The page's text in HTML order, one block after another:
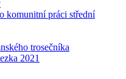
komunitní práci střední
trosečníka
2021